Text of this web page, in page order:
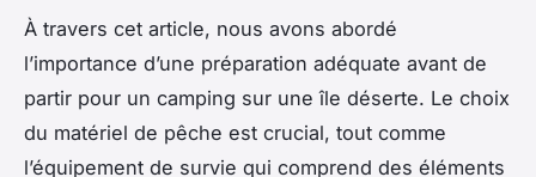
À travers cet article, nous avons abordé
l’importance d’une préparation adéquate avant de
partir pour un camping sur une île déserte. Le choix
du matériel de pêche est crucial, tout comme
l’équipement de survie qui comprend des éléments